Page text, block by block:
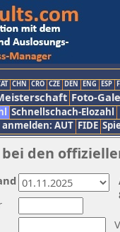
CHN CRO CZE DEN ENG ESP
Foto-
Schnellschach-Elozahl
AUT FIDE
den